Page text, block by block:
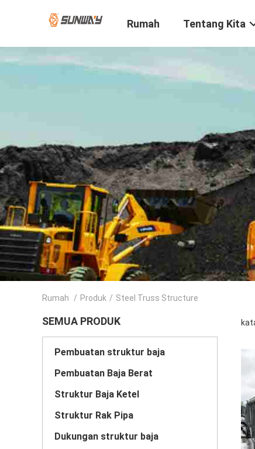
Rumah Tentang Kita
Rumah / Produk / Steel Truss Structure
SEMUA PRODUK
Pembuatan struktur baja
Pembuatan Baja Berat
Struktur Baja Ketel
Struktur Rak Pipa
Dukungan struktur baja